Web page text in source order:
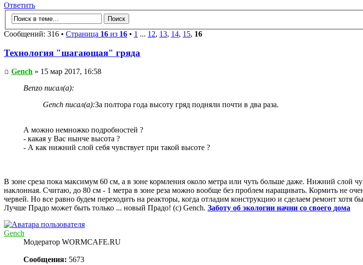
Ответить
Сообщений: 316 • Страница 16 из 16 • 1 ... 12, 13, 14, 15, 16
Технология "шагающая" гряда
Gench » 15 мар 2017, 16:58
Benzo писал(а):
Gench писал(а):За полтора года высоту гряд подняли почти в два раза.
А можно немножко подробностей ?
- какая у Вас нынче высота ?
- А как нижний слой себя чувствует при такой высоте ?
В зоне среза пока максимум 60 см, а в зоне кормления около метра или чуть больше даже. Нижний слой
наклонная. Считаю, до 80 см - 1 метра в зоне реза можно вообще без проблем наращивать. Кормить не
червей. Но все равно будем переходить на реакторы, когда отладим конструкцию и сделаем ремонт хотя
Лучше Прадо может быть только ... новый Прадо! (c) Gench. Заботу об экологии начни со своего дома
Gench
Модератор WORMCAFE.RU
Сообщения: 5673